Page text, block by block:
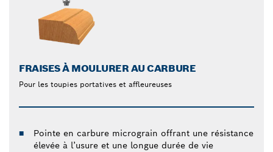
FRAISES À MOULURER AU CARBURE
Pour les toupies portatives et affleureuses
Pointe en carbure micrograin offrant une résistance
élevée à l’usure et une longue durée de vie